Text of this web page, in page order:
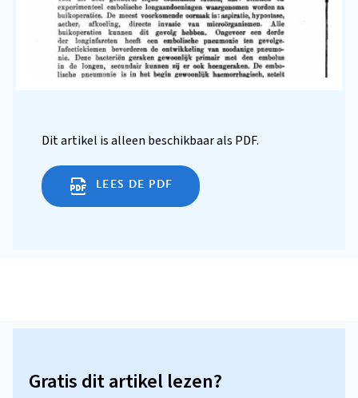
Dit artikel is alleen beschikbaar als PDF.
LEES DE PDF
Gratis dit artikel lezen?